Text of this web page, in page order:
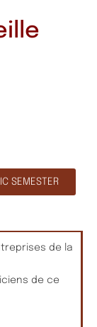
SEMESTER
de la
de ce